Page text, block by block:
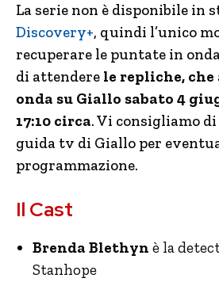
La serie non è disponibile in
Discovery+, quindi l’unico
recuperare le puntate in
di attendere le repliche,
onda su Giallo sabato 4
17:10 circa. Vi consigliamo
guida tv di Giallo per
programmazione.
Il Cast
Brenda Blethyn è la
Stanhope